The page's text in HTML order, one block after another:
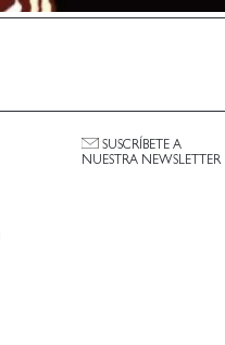
SUSCRÍBETE A
NUESTRA NEWSLETTER